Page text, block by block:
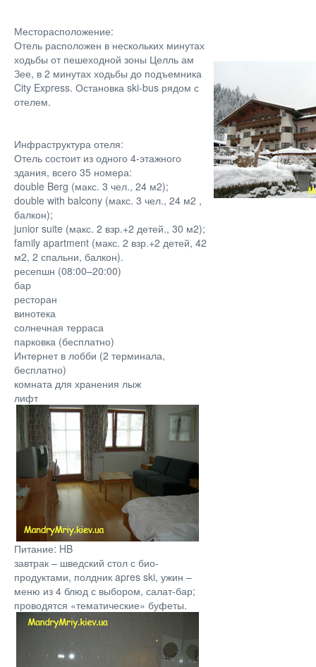
Месторасположение:
Отель расположен в нескольких минутах
ходьбы от пешеходной зоны Целль ам
Зее, в 2 минутах ходьбы до подъемника
City Express. Остановка ski-bus рядом с
отелем.
Инфраструктура отеля:
Отель состоит из одного 4-этажного
здания, всего 35 номера:
double Berg (макс. 3 чел., 24 м2);
double with balcony (макс. 3 чел., 24 м2 ,
балкон);
junior suite (макс. 2 взр.+2 детей., 30 м2);
family apartment (макс. 2 взр.+2 детей, 42
м2, 2 спальни, балкон).
ресепшн (08:00–20:00)
бар
ресторан
винотека
солнечная терраса
парковка (бесплатно)
Интернет в лобби (2 терминала,
бесплатно)
комната для хранения лыж
лифт
Питание: HB
завтрак – шведский стол с био-
продуктами, полдник apres ski, ужин –
меню из 4 блюд с выбором, салат-бар;
проводятся «тематические» буфеты.